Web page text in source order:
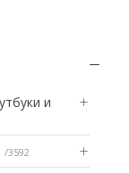
и
3592